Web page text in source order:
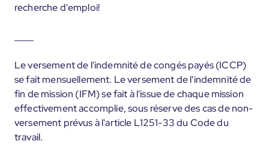
recherche d'emploi!
Le versement de l'indemnité de congés payés (ICCP)
se fait mensuellement. Le versement de l'indemnité de
fin de mission (IFM) se fait à l'issue de chaque mission
effectivement accomplie, sous réserve des cas de non-
versement prévus à l'article L1251-33 du Code du
travail.